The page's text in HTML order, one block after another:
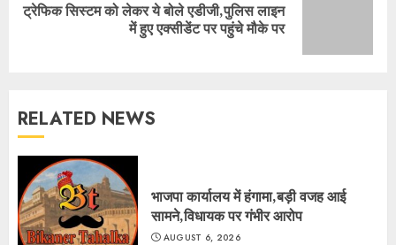
Next
ट्रेफिक सिस्टम को लेकर ये बोले एडीजी,पुलिस लाइन
में हुए एक्सीडेंट पर पहुंचे मौके पर
RELATED NEWS
भाजपा कार्यालय में हंगामा,बड़ी वजह आई
सामने,विधायक पर गंभीर आरोप
AUGUST 6, 2026